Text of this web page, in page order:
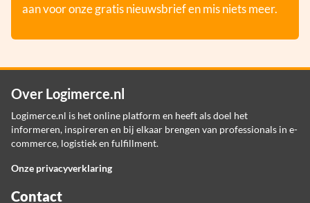
aan voor onze gratis nieuwsbrief en mis niets meer.
Over Logimerce.nl
Logimerce.nl is het online platform en heeft als doel het
informeren, inspireren en bij elkaar brengen van professionals in e-
commerce, logistiek en fulfillment.
Onze privacyverklaring
Contact